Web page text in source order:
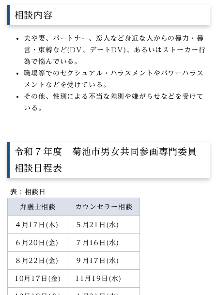
相談内容
夫や妻、パートナー、恋人など身近な人からの暴力・暴
言・束縛など(DV、デートDV)、あるいはストーカー行
為で悩んでいる。
職場等でのセクシュアル・ハラスメントやパワーハラス
メントなどを受けている。
その他、性別による不当な差別や嫌がらせなどを受けて
いる。
令和７年度 菊池市男女共同参画専門委員
相談日程表
表：相談日
弁護士相談 カウンセラー相談
４月17日(木) ５月21日(水)
６月20日(金) ７月16日(水)
８月22日(金) ９月17日(水)
10月17日(金) 11月19日(水)